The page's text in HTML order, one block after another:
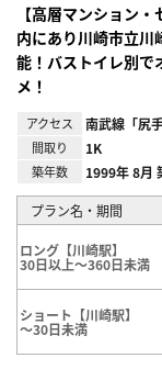
【高層マンション
内にあり川崎市立川
能！バストイレ別で
メ！
アクセス 南武線「尻手
間取り 1K
築年数 1999年 8月
プラン名・期間
ロング【川崎駅】
30日以上～360日未満
ショート【川崎駅】
～30日未満